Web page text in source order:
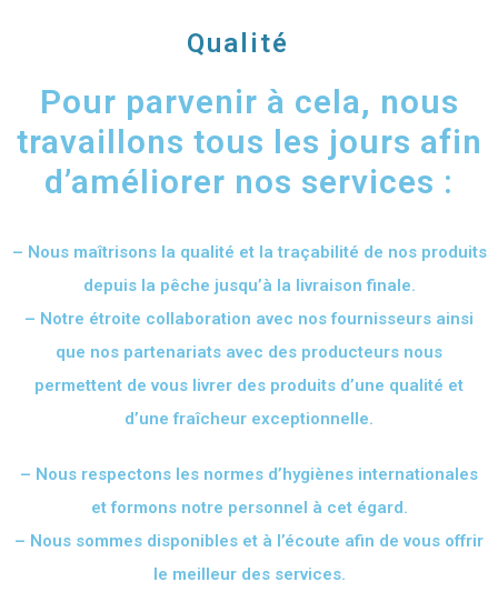
Qualité
Pour parvenir à cela, nous
travaillons tous les jours afin
d’améliorer nos services :
– Nous maîtrisons la qualité et la traçabilité de nos produits
depuis la pêche jusqu’à la livraison finale.
– Notre étroite collaboration avec nos fournisseurs ainsi
que nos partenariats avec des producteurs nous
permettent de vous livrer des produits d’une qualité et
d’une fraîcheur exceptionnelle.
– Nous respectons les normes d’hygiènes internationales
et formons notre personnel à cet égard.
– Nous sommes disponibles et à l’écoute afin de vous offrir
le meilleur des services.